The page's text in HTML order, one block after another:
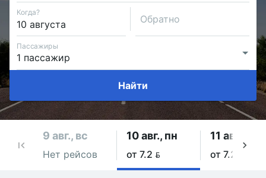
Когда?
Обратно
Пассажиры
Найти
9 авг., вс
Нет рейсов
10 авг., пн
от 7.2 
11 авг., вт
от 7.2 